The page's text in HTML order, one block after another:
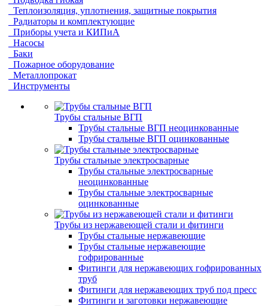
Теплоизоляция, уплотнения, защитные покрытия
Радиаторы и комплектующие
Приборы учета и КИПиА
Насосы
Баки
Пожарное оборудование
Металлопрокат
Инструменты
Трубы стальные ВГП
Трубы стальные ВГП неоцинкованные
Трубы стальные ВГП оцинкованные
Трубы стальные электросварные
Трубы стальные электросварные
неоцинкованные
Трубы стальные электросварные
оцинкованные
Трубы из нержавеющей стали и фитинги
Трубы стальные нержавеющие
Трубы стальные нержавеющие
гофрированные
Фитинги для нержавеющих гофрированных
труб
Фитинги для нержавеющих труб под пресс
Фитинги и заготовки нержавеющие